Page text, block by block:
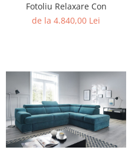
Fotoliu Relaxare Con
de la 4.840,00 Lei